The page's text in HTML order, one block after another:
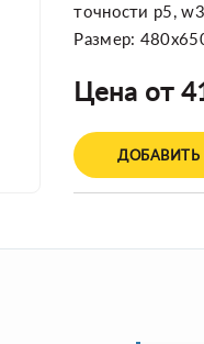
точности p5,
Размер:
Цена от
ДОБАВИТЬ